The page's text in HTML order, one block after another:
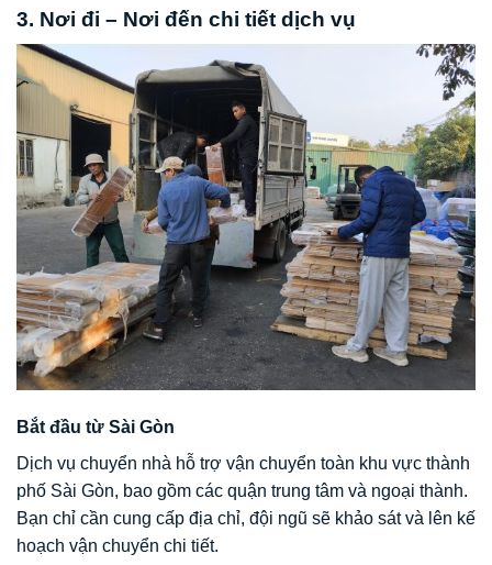
3. Nơi đi – Nơi đến chi tiết dịch vụ
Bắt đầu từ Sài Gòn
Dịch vụ chuyển nhà hỗ trợ vận chuyển toàn khu vực thành
phố Sài Gòn, bao gồm các quận trung tâm và ngoại thành.
Bạn chỉ cần cung cấp địa chỉ, đội ngũ sẽ khảo sát và lên kế
hoạch vận chuyển chi tiết.